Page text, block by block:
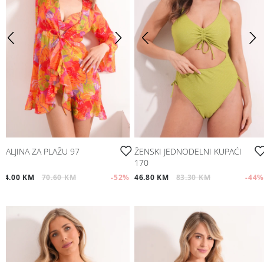
HALJINA ZA PLAŽU 97
34.00 KM 70.60 KM -52%
ŽENSKI JEDNODELNI KUPAĆI
170
46.80 KM 83.30 KM -44%